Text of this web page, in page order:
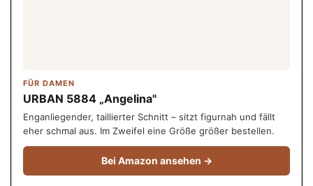
FÜR DAMEN
URBAN 5884 „Angelina"
Enganliegender, taillierter Schnitt – sitzt figurnah und fällt
eher schmal aus. Im Zweifel eine Größe größer bestellen.
Bei Amazon ansehen →